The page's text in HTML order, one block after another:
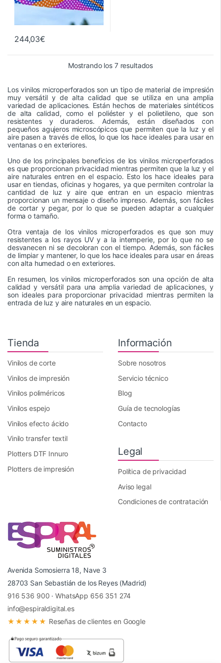
244,03€
Mostrando los 7 resultadosOrdenado por
Los vinilos microperforados son un tipo de material de impresión
muy versátil y de alta calidad que se utiliza en una amplia
variedad de aplicaciones. Están hechos de materiales sintéticos
de alta calidad, como el poliéster y el polietileno, que son
resistentes y duraderos. Además, están diseñados con
pequeños agujeros microscópicos que permiten que la luz y el
aire pasen a través de ellos, lo que los hace ideales para usar en
ventanas o en exteriores.
Uno de los principales beneficios de los vinilos microperforados
es que proporcionan privacidad mientras permiten que la luz y el
aire naturales entren en el espacio. Esto los hace ideales para
usar en tiendas, oficinas y hogares, ya que permiten controlar la
cantidad de luz y aire que entran en un espacio mientras
proporcionan un mensaje o diseño impreso. Además, son fáciles
de cortar y pegar, por lo que se pueden adaptar a cualquier
forma o tamaño.
Otra ventaja de los vinilos microperforados es que son muy
resistentes a los rayos UV y a la intemperie, por lo que no se
desvanecen ni se decoloran con el tiempo. Además, son fáciles
de limpiar y mantener, lo que los hace ideales para usar en áreas
con alta humedad o en exteriores.
En resumen, los vinilos microperforados son una opción de alta
calidad y versátil para una amplia variedad de aplicaciones, y
son ideales para proporcionar privacidad mientras permiten la
entrada de luz y aire naturales en un espacio.
Tienda
Vinilos de corte
Vinilos de impresión
Vinilos poliméricos
Vinilos espejo
Vinilos efecto ácido
Vinilo transfer textil
Plotters DTF Innuro
Plotters de impresión
Información
Sobre nosotros
Servicio técnico
Blog
Guía de tecnologías
Contacto
Legal
Política de privacidad
Aviso legal
Condiciones de contratación
Avenida Somosierra 18, Nave 3
28703 San Sebastián de los Reyes (Madrid)
916 536 900 ·WhatsApp 656 351 274
info@espiraldigital.es
★★★★★ Reseñas de clientes en Google